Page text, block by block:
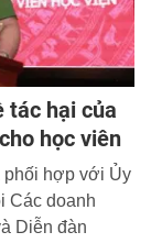
tác hại của
học viên
phối hợp với Ủy
Các doanh
Diễn đàn